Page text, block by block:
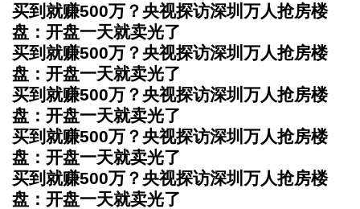
买到就赚500万？央视探访深圳万人抢房楼
盘：开盘一天就卖光了
买到就赚500万？央视探访深圳万人抢房楼
盘：开盘一天就卖光了
买到就赚500万？央视探访深圳万人抢房楼
盘：开盘一天就卖光了
买到就赚500万？央视探访深圳万人抢房楼
盘：开盘一天就卖光了
买到就赚500万？央视探访深圳万人抢房楼
盘：开盘一天就卖光了